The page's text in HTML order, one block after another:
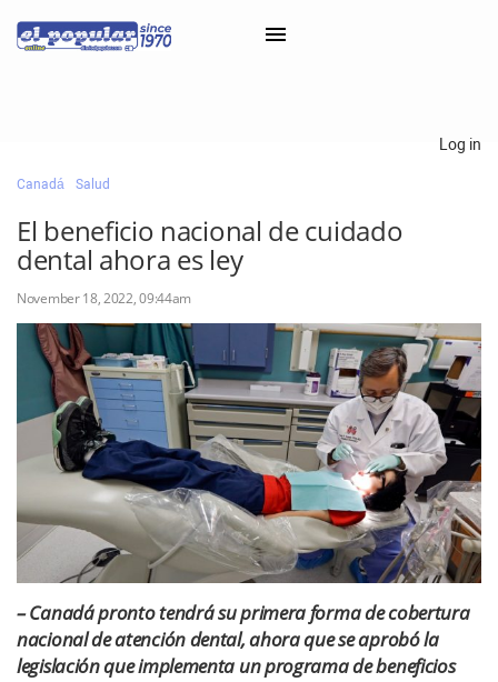
Classifieds
Categorías
Iniciar sesión con Clascal
×
Log in
Canadá Salud
El beneficio nacional de cuidado
dental ahora es ley
November 18, 2022, 09:44am
– Canadá pronto tendrá su primera forma de cobertura
nacional de atención dental, ahora que se aprobó la
legislación que implementa un programa de beneficios